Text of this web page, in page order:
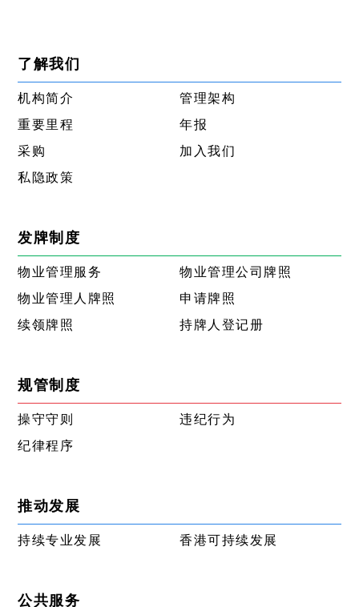
了解我们
机构简介
管理架构
重要里程
年报
采购
加入我们
私隐政策
发牌制度
物业管理服务
物业管理公司牌照
物业管理人牌照
申请牌照
续领牌照
持牌人登记册
规管制度
操守守则
违纪行为
纪律程序
推动发展
持续专业发展 香港可持续发展
公共服务